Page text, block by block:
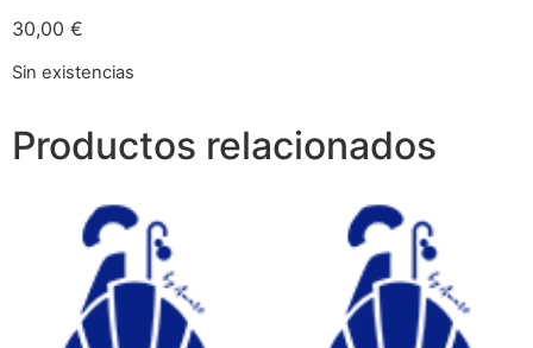
30,00 €
Sin existencias
Productos relacionados